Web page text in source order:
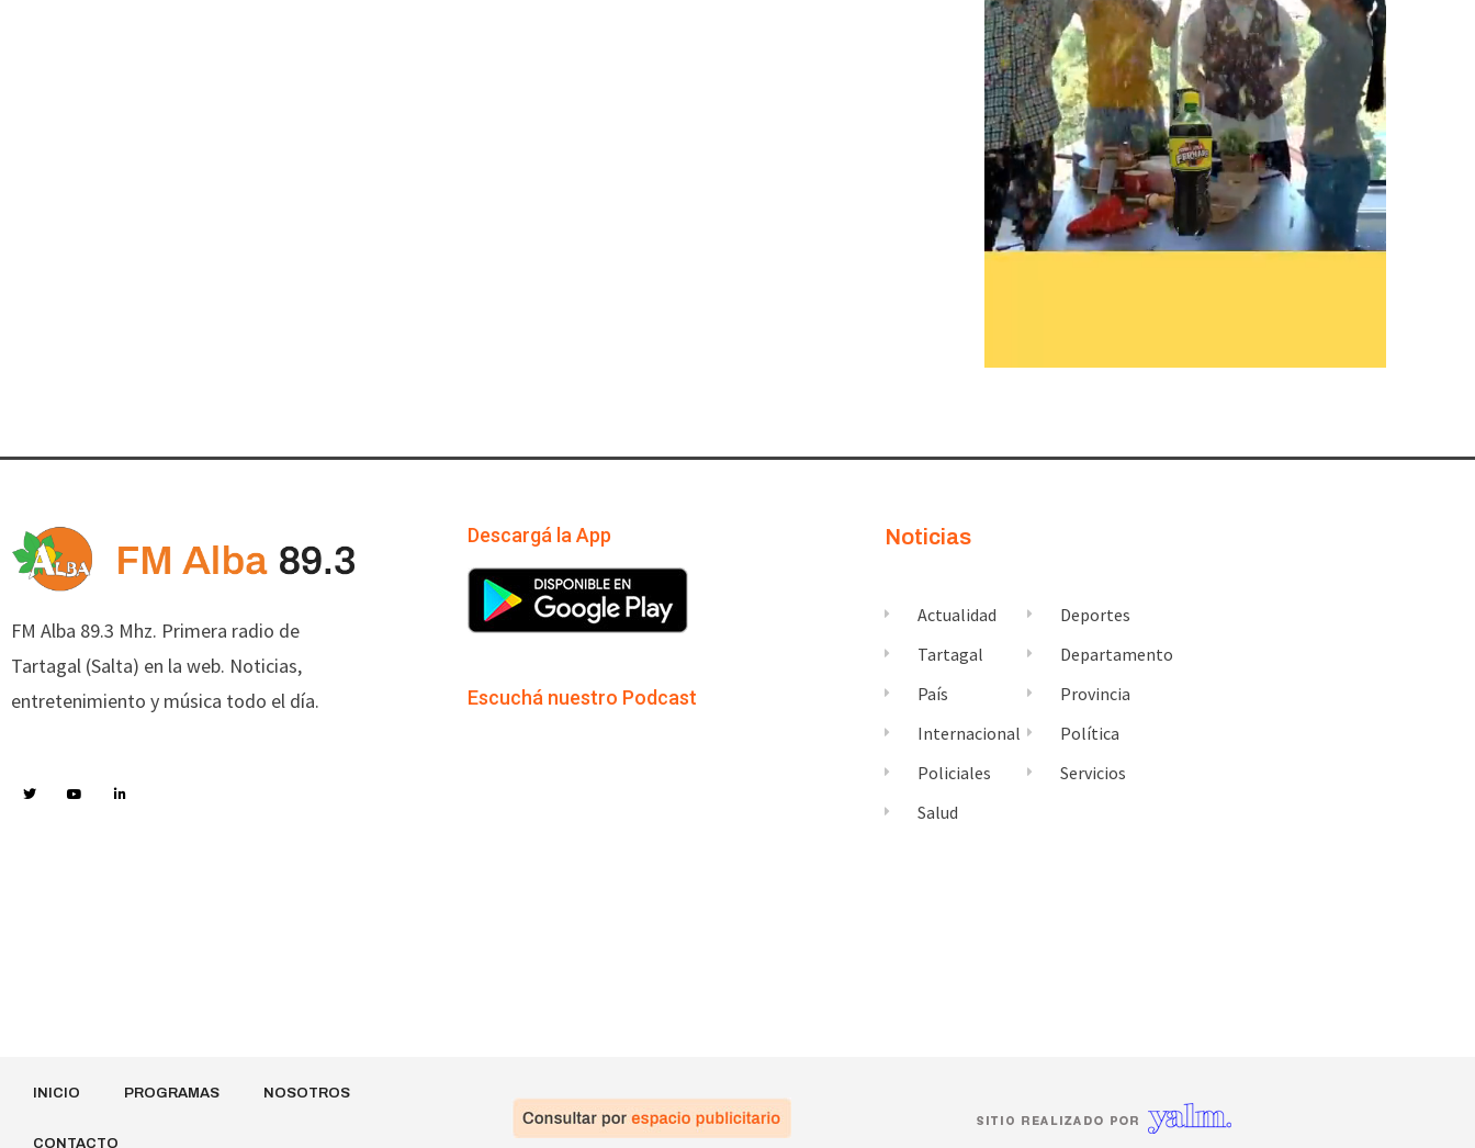
FM Alba 89.3 Mhz. Primera radio de
Tartagal (Salta) en la web. Noticias,
entretenimiento y música todo el día.
Descargá la App
Escuchá nuestro Podcast
Noticias
Actualidad
Tartagal
País
Internacional
Policiales
Salud
Deportes
Departamento
Provincia
Política
Servicios
INICIO PROGRAMAS NOSOTROS
CONTACTO